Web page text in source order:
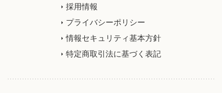
採用情報
プライバシーポリシー
情報セキュリティ基本方針
特定商取引法に基づく表記